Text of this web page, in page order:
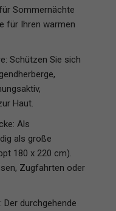
Sommernächte
für Ihren warmen
Schützen Sie sich
Haut.
Als
als große
180 x 220 cm).
Zugfahrten oder
durchgehende